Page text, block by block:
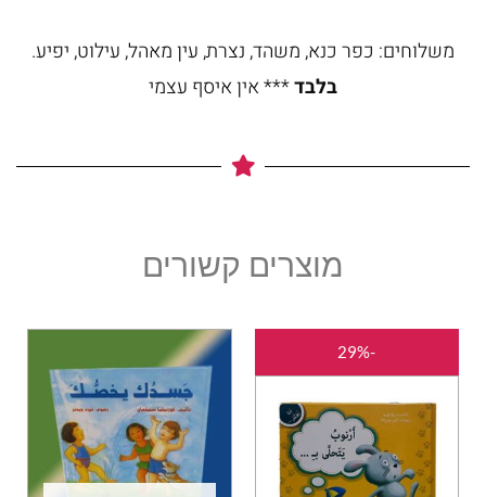
משלוחים: כפר כנא, משהד, נצרת, עין מאהל, עילוט, יפיע.
בלבד*** אין איסף עצמי
מוצרים קשורים
-29%
המחיר
המקורי
₪35.00.
₪25.00.